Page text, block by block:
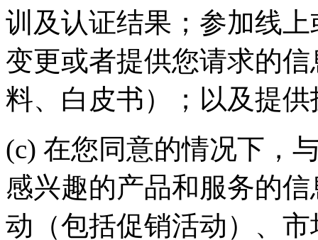
训及认证结果；参加线
变更或者提供您请求的
料、白皮书）；以及提
(c) 在您同意的情况下
感兴趣的产品和服务的
动（包括促销活动）